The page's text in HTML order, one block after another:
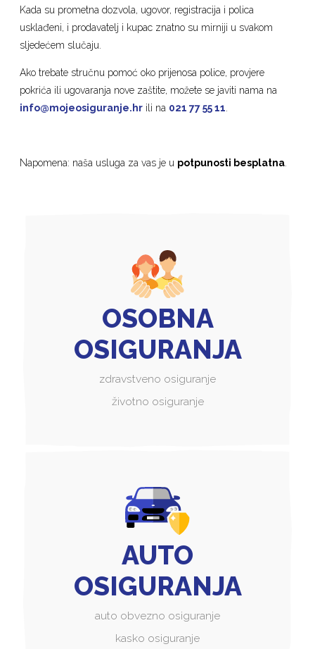
Kada su prometna dozvola, ugovor, registracija i polica
usklađeni, i prodavatelj i kupac znatno su mirniji u svakom
sljedećem slučaju.
Ako trebate stručnu pomoć oko prijenosa police, provjere
pokrića ili ugovaranja nove zaštite, možete se javiti nama na
info@mojeosiguranje.hr ili na 021 77 55 11.
Napomena: naša usluga za vas je u potpunosti besplatna.
OSOBNA
OSIGURANJA
zdravstveno osiguranje
životno osiguranje
AUTO
OSIGURANJA
auto obvezno osiguranje
kasko osiguranje